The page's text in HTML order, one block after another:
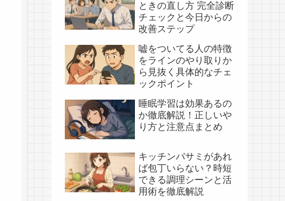
ときの直し方 完全診断
チェックと今日からの
改善ステップ
嘘をついてる人の特徴
をラインのやり取りか
ら見抜く具体的なチェ
ックポイント
睡眠学習は効果あるの
か徹底解説！正しいや
り方と注意点まとめ
キッチンバサミがあれ
ば包丁いらない？時短
できる調理シーンと活
用術を徹底解説